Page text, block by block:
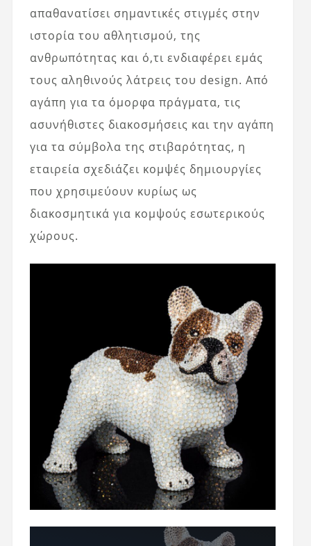
απαθανατίσει σημαντικές στιγμές στην
ιστορία του αθλητισμού, της
ανθρωπότητας και ό,τι ενδιαφέρει εμάς
τους αληθινούς λάτρεις του design. Από
αγάπη για τα όμορφα πράγματα, τις
ασυνήθιστες διακοσμήσεις και την αγάπη
για τα σύμβολα της στιβαρότητας, η
εταιρεία σχεδιάζει κομψές δημιουργίες
που χρησιμεύουν κυρίως ως
διακοσμητικά για κομψούς εσωτερικούς
χώρους.